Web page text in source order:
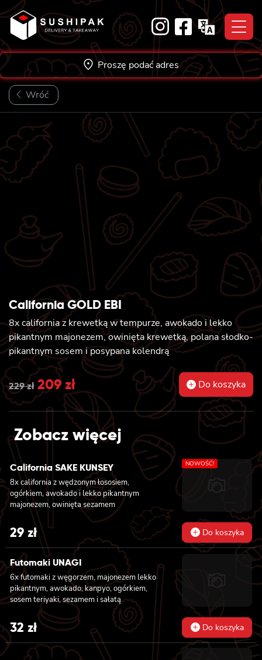
Skip
to
content
Proszę podać adres
Wróć
California GOLD EBI
8x california z krewetką w tempurze, awokado i lekko
pikantnym majonezem, owinięta krewetką, polana słodko-
pikantnym sosem i posypana kolendrą
229zł Original
price
209złCurrent
price
is:
209 zł.
Do koszyka
Zobacz więcej
California SAKE KUNSEY
8x california z wędzonym łososiem,
ogórkiem, awokado i lekko pikantnym
majonezem, owinięta sezamem
NOWOŚĆ!
29 zł Do koszyka
Futomaki UNAGI
6x futomaki z węgorzem, majonezem lekko
pikantnym, awokado, kanpyo, ogórkiem,
sosem teriyaki, sezamem i sałatą
32 zł Do koszyka